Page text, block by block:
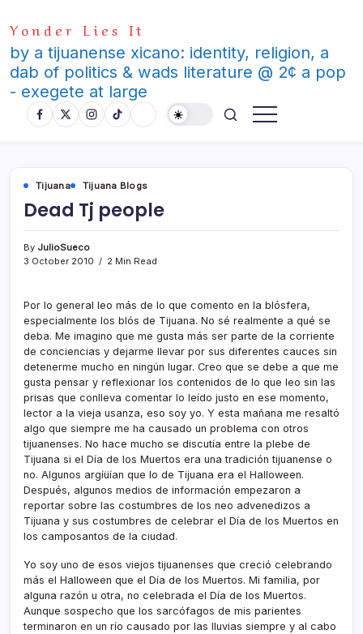
to
content
Yonder Lies It
by a tijuanense xicano: identity, religion, a
dab of politics & wads literature @ 2¢ a pop
- exegete at large
Tijuana Tijuana Blogs
Dead Tj people
By JulioSueco
3 October 2010
2 Min Read
Por lo general leo más de lo que comento en la blósfera,
especialmente los blós de Tijuana. No sé realmente a qué se
deba. Me imagino que me gusta más ser parte de la corriente
de conciencias y dejarme llevar por sus diferentes cauces sin
detenerme mucho en ningún lugar. Creo que se debe a que me
gusta pensar y reflexionar los contenidos de lo que leo sin las
prisas que conlleva comentar lo leí­do justo en ese momento,
lector a la vieja usanza, eso soy yo. Y esta mañana me resaltó
algo que siempre me ha causado un problema con otros
tijuanenses. No hace mucho se discutí­a entre la plebe de
Tijuana si el Dí­a de los Muertos era una tradición tijuanense o
no. Algunos argíüí­an que lo de Tijuana era el Halloween.
Después, algunos medios de información empezaron a
reportar sobre las costumbres de los neo advenedizos a
Tijuana y sus costumbres de celebrar el Dí­a de los Muertos en
los camposantos de la ciudad.
Yo soy uno de esos viejos tijuanenses que creció celebrando
más el Halloween que el Dí­a de los Muertos. Mi familia, por
alguna razón u otra, no celebrada el Dí­a de los Muertos.
Aunque sospecho que los sarcófagos de mis parientes
terminaron en un rí­o causado por las lluvias siempre y al cabo